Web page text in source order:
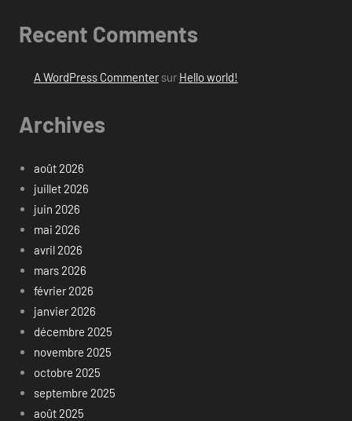
Recent Comments
A WordPress Commentersur Hello world!
Archives
août 2026
juillet 2026
juin 2026
mai 2026
avril 2026
mars 2026
février 2026
janvier 2026
décembre 2025
novembre 2025
octobre 2025
septembre 2025
août 2025